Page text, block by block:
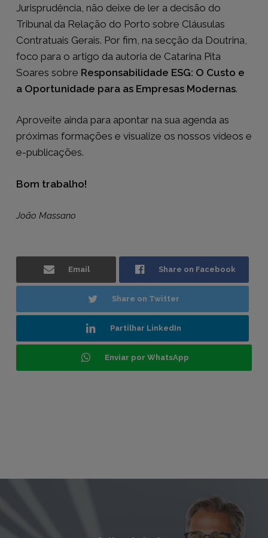
Jurisprudência, não deixe de ler a decisão do
Tribunal da Relação do Porto sobre Cláusulas
Contratuais Gerais. Por fim, na secção da Doutrina,
foco para o artigo da autoria de Catarina Pita
Soares sobre Responsabilidade ESG: O Custo e
a Oportunidade para as Empresas Modernas.
Aproveite ainda para apontar na sua agenda as
próximas formações e visualize os nossos vídeos e
e-publicações.
Bom trabalho!
João Massano
Email Share on Facebook
Share on Twitter
Partilhar LinkedIn
Enviar por WhatsApp